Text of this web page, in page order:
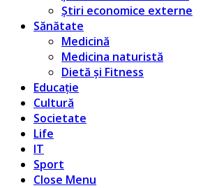
Știri economice externe
Sănătate
Medicină
Medicina naturistă
Dietă și Fitness
Educație
Cultură
Societate
Life
IT
Sport
Close Menu